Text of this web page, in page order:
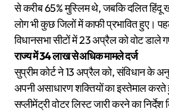
से करीब 65% मुस्लिम थे, जबकि दलित
लोग भी कुछ जिलों में काफी प्रभावित हुए।
विधानसभा सीटों में 23 अप्रैल को वोट डाले
राज्य में 34 लाख से अधिक मामले दर्ज
सुप्रीम कोर्ट ने 13 अप्रैल को, संविधान के
अपनी असाधारण शक्तियों का इस्तेमाल
सप्लीमेंट्री वोटर लिस्ट जारी करने का निर्देश